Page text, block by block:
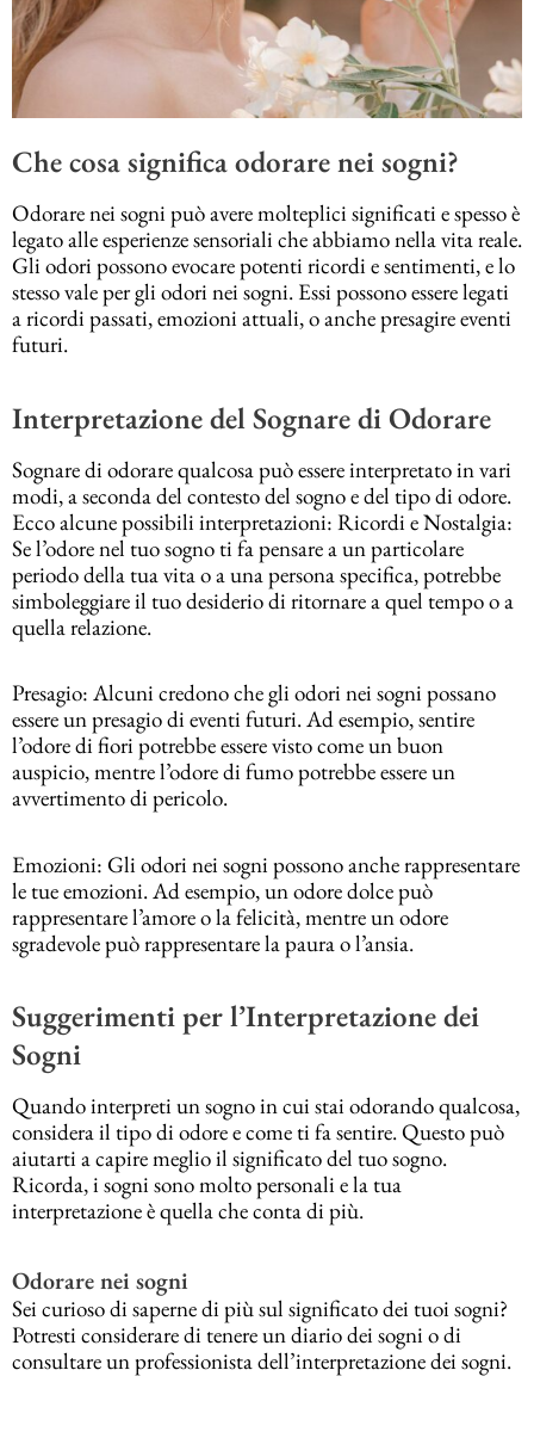
Che cosa significa odorare nei sogni?
Odorare nei sogni può avere molteplici significati e spesso è
legato alle esperienze sensoriali che abbiamo nella vita reale.
Gli odori possono evocare potenti ricordi e sentimenti, e lo
stesso vale per gli odori nei sogni. Essi possono essere legati
a ricordi passati, emozioni attuali, o anche presagire eventi
futuri.
Interpretazione del Sognare di Odorare
Sognare di odorare qualcosa può essere interpretato in vari
modi, a seconda del contesto del sogno e del tipo di odore.
Ecco alcune possibili interpretazioni: Ricordi e Nostalgia:
Se l’odore nel tuo sogno ti fa pensare a un particolare
periodo della tua vita o a una persona specifica, potrebbe
simboleggiare il tuo desiderio di ritornare a quel tempo o a
quella relazione.
Presagio: Alcuni credono che gli odori nei sogni possano
essere un presagio di eventi futuri. Ad esempio, sentire
l’odore di fiori potrebbe essere visto come un buon
auspicio, mentre l’odore di fumo potrebbe essere un
avvertimento di pericolo.
Emozioni: Gli odori nei sogni possono anche rappresentare
le tue emozioni. Ad esempio, un odore dolce può
rappresentare l’amore o la felicità, mentre un odore
sgradevole può rappresentare la paura o l’ansia.
Suggerimenti per l’Interpretazione dei
Sogni
Quando interpreti un sogno in cui stai odorando qualcosa,
considera il tipo di odore e come ti fa sentire. Questo può
aiutarti a capire meglio il significato del tuo sogno.
Ricorda, i sogni sono molto personali e la tua
interpretazione è quella che conta di più.
Odorare nei sogni
Sei curioso di saperne di più sul significato dei tuoi sogni?
Potresti considerare di tenere un diario dei sogni o di
consultare un professionista dell’interpretazione dei sogni.